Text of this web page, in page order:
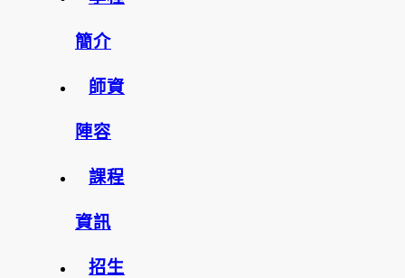
簡介
師資
陣容
課程
資訊
招生